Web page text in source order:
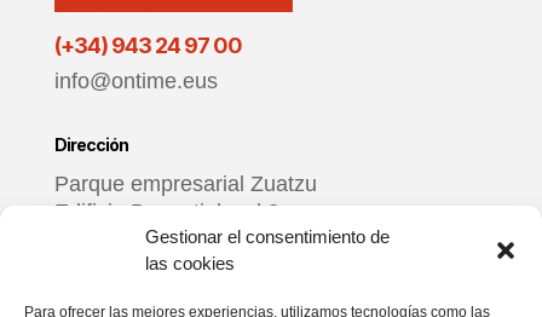
Gestionar el consentimiento de
las cookies
Para ofrecer las mejores experiencias, utilizamos tecnologías como las
(+34) 943 24 97 00
info@ontime.eus
Dirección
Parque empresarial Zuatzu
Edificio Donosti, local 3
20018 Donostia – Gipuzkoa
Horario